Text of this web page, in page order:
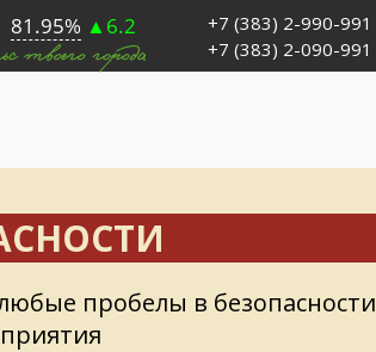
+7 (383) 2-990-991
+7 (383) 2-090-991
пробелы в безопасности